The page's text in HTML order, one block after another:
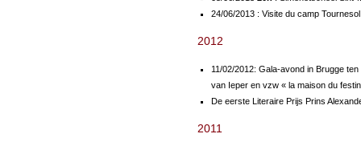
24/06/2013 : Visite du camp
2012
11/02/2012: Gala-avond in Brugge
van Ieper en vzw « la maison du
De eerste Literaire Prijs Prins
2011